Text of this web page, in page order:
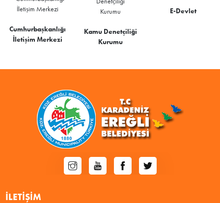
Cumhurbaşkanlığı
İletişim Merkezi
Kamu Denetçiliği
Kurumu
E-Devlet
İLETIŞIM